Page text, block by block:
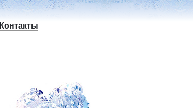
Контакты